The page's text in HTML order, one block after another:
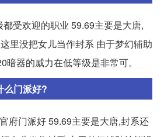
受欢迎的职业 59.69主要是大唐,
里没把女儿当作封系 由于梦幻辅助
暗器的威力在低等级是非常可。
么门派好?
府门派好 59.69主要是大唐,封系还